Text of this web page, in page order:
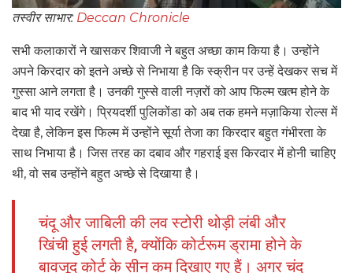
तस्वीर साभार: Deccan Chronicle
सभी कलाकारों ने खासकर शिवाजी ने बहुत अच्छा काम किया है। उन्होंने
अपने किरदार को इतने अच्छे से निभाया है कि स्क्रीन पर उन्हें देखकर सच में
गुस्सा आने लगता है। उनकी गुस्से वाली नज़रों को आप फिल्म खत्म होने के
बाद भी याद रखेंगे। प्रियदर्शी पुलिकोंडा को अब तक हमने मज़ाकिया रोल्स में
देखा है, लेकिन इस फिल्म में उन्होंने सूर्या तेजा का किरदार बहुत गंभीरता के
साथ निभाया है। जिस तरह का दबाव और गहराई इस किरदार में होनी चाहिए
थी, वो सब उन्होंने बहुत अच्छे से दिखाया है।
चंदू और जाबिली की लव स्टोरी थोड़ी लंबी और
खिंची हुई लगती है, क्योंकि कोर्टरूम ड्रामा होने के
बावजूद कोर्ट के सीन कम दिखाए गए हैं। अगर चंदू